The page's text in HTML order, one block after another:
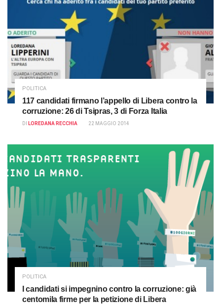
POLITICA
117 candidati firmano l’appello di Libera contro la
corruzione: 26 di Tsipras, 3 di Forza Italia
DI LOREDANA RECCHIA 22 MAGGIO 2014
POLITICA
I candidati si impegnino contro la corruzione: già
centomila firme per la petizione di Libera